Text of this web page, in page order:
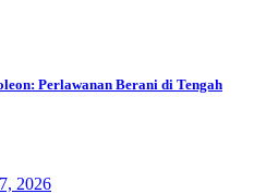
Perlawanan Berani di Tengah
2026